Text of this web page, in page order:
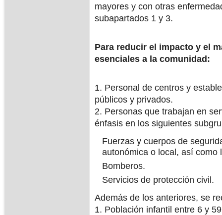
mayores y con otras
subapartados 1 y 3.
Para reducir el impacto y el
esenciales a la comunidad:
1. Personal de centros y
públicos y privados.
2. Personas que trabajan en
énfasis en los siguientes
Fuerzas y cuerpos de
autonómica o local, así como
Bomberos.
Servicios de protección civil.
Además de los anteriores, se
1. Población infantil entre 6 y